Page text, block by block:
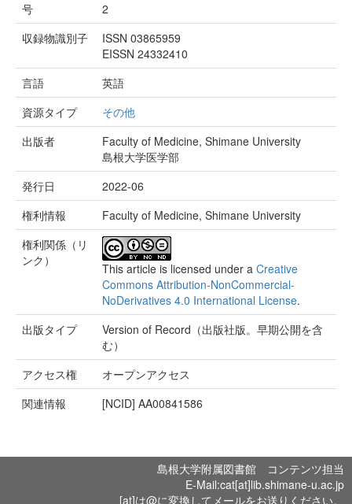
号
2
収録物識別子
ISSN 03865959
EISSN 24332410
言語
英語
資源タイプ
その他
出版者
Faculty of Medicine, Shimane University
島根大学医学部
発行日
2022-06
権利情報
Faculty of Medicine, Shimane University
権利関係（リ
ンク）
This article is licensed under a Creative
Commons Attribution-NonCommercial-
NoDerivatives 4.0 International License.
出版タイプ
Version of Record（出版社版。早期公開を含
む）
アクセス権
オープンアクセス
関連情報
[NCID] AA00841586
島根大学附属図書館 コンテンツ担当
E-Mail:cat[at]lib.shimane-u.ac.jp
[at]は@に変換してメールをお送りください。